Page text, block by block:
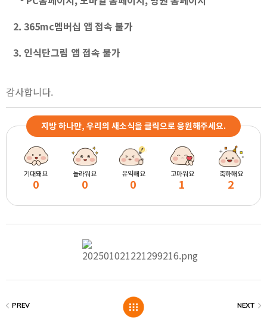
2. 365mc멤버십 앱 접속 불가
3. 인식단그림 앱 접속 불가
감사합니다.
지방 하나만, 우리의 새소식을 클릭으로 응원해주세요.
기대돼요
0
놀라워요
0
유익해요
0
고마워요
1
축하해요
2